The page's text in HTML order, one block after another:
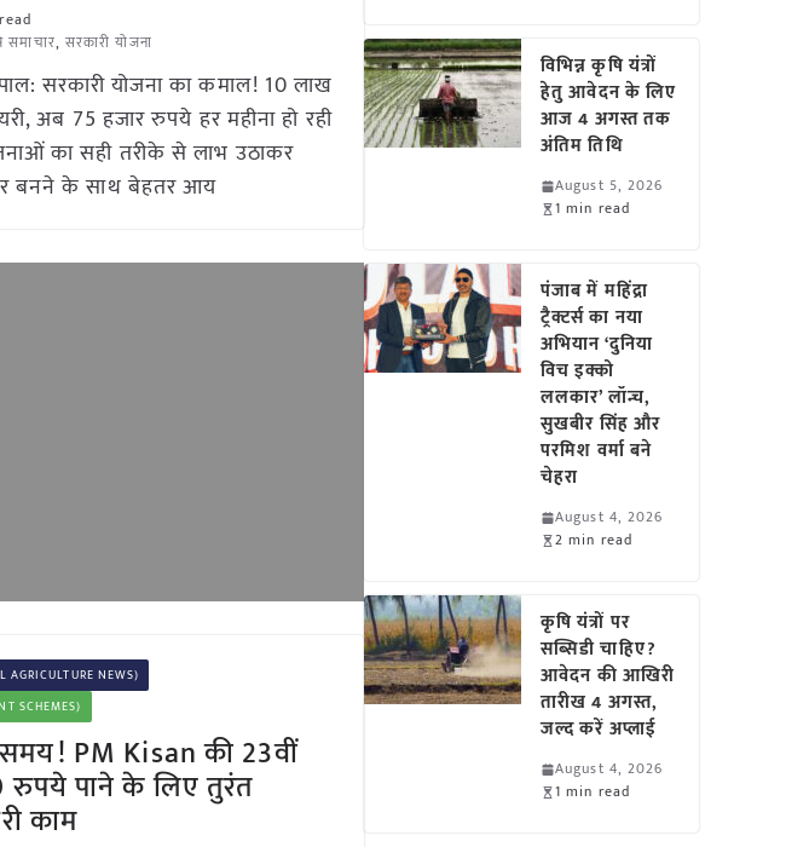
समाचार, सरकारी योजना
सरकारी योजना का कमाल! 10 लाख
अब 75 हजार रुपये हर महीना हो रही
का सही तरीके से लाभ उठाकर
बनने के साथ बेहतर आय
AGRICULTURE NEWS)
SCHEMES)
समय! PM Kisan की 23वीं
पाने के लिए तुरंत
काम
विभिन्न कृषि यंत्रों
हेतु आवेदन के लिए
आज 4 अगस्त तक
अंतिम तिथि
August 5, 2026
1 min read
पंजाब में महिंद्रा
ट्रैक्टर्स का नया
अभियान ‘दुनिया
विच इक्को
ललकार’ लॉन्च,
सुखबीर सिंह और
परमिश वर्मा बने
चेहरा
August 4, 2026
2 min read
कृषि यंत्रों पर
सब्सिडी चाहिए?
आवेदन की आखिरी
तारीख 4 अगस्त,
जल्द करें अप्लाई
August 4, 2026
1 min read